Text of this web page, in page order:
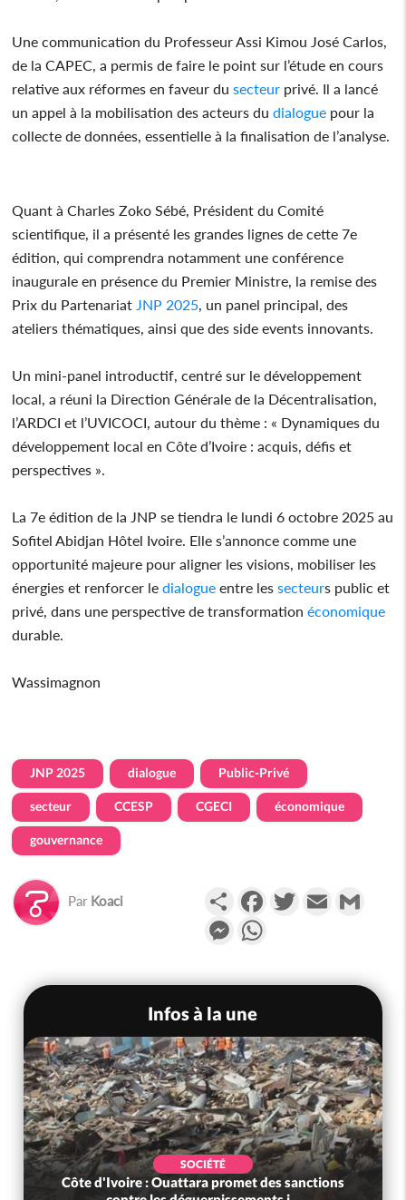
Une communication du Professeur Assi Kimou José Carlos,
de la CAPEC, a permis de faire le point sur l’étude en cours
relative aux réformes en faveur du secteur privé. Il a lancé
un appel à la mobilisation des acteurs du dialogue pour la
collecte de données, essentielle à la finalisation de l’analyse.
Quant à Charles Zoko Sébé, Président du Comité
scientifique, il a présenté les grandes lignes de cette 7e
édition, qui comprendra notamment une conférence
inaugurale en présence du Premier Ministre, la remise des
Prix du Partenariat JNP 2025 , un panel principal, des
ateliers thématiques, ainsi que des side events innovants.
Un mini-panel introductif, centré sur le développement
local, a réuni la Direction Générale de la Décentralisation,
l’ARDCI et l’UVICOCI, autour du thème : « Dynamiques du
développement local en Côte d’Ivoire : acquis, défis et
perspectives ».
La 7e édition de la JNP se tiendra le lundi 6 octobre 2025 au
Sofitel Abidjan Hôtel Ivoire. Elle s’annonce comme une
opportunité majeure pour aligner les visions, mobiliser les
énergies et renforcer le dialogue entre les secteurs public et
privé, dans une perspective de transformation économique
durable.
Wassimagnon
JNP 2025 dialogue Public-Privé
secteur CCESP CGECI économique
gouvernance
Par Koaci PartagerFacebookTwitterEmail
Messenger
Infos à la une
SOCIÉTÉ
Côte d'Ivoire : Ouattara promet des sanctions